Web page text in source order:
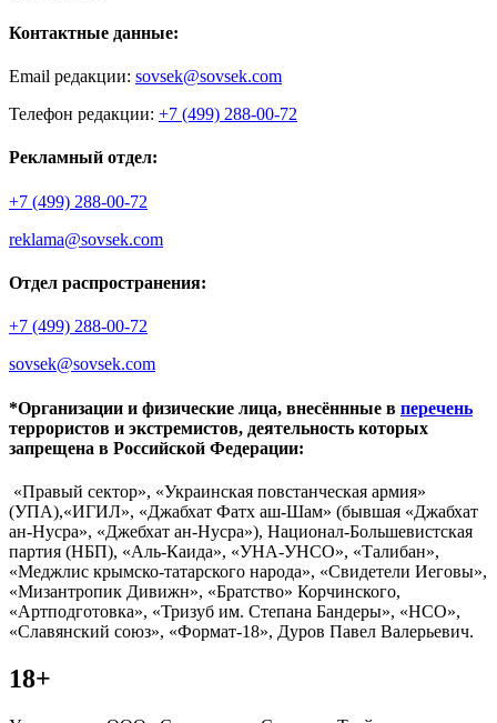
Контактные данные:
Email редакции: sovsek@sovsek.com
Телефон редакции: +7 (499) 288-00-72
Рекламный отдел:
+7 (499) 288-00-72
reklama@sovsek.com
Отдел распространения:
+7 (499) 288-00-72
sovsek@sovsek.com
*Организации и физические лица, внесённные в перечень
террористов и экстремистов, деятельность которых
запрещена в Российской Федерации:
«Правый сектор», «Украинская повстанческая армия»
(УПА),«ИГИЛ», «Джабхат Фатх аш-Шам» (бывшая «Джабхат
ан-Нусра», «Джебхат ан-Нусра»), Национал-Большевистская
партия (НБП), «Аль-Каида», «УНА-УНСО», «Талибан»,
«Меджлис крымско-татарского народа», «Свидетели Иеговы»,
«Мизантропик Дивижн», «Братство» Корчинского,
«Артподготовка», «Тризуб им. Степана Бандеры», «НСО»,
«Славянский союз», «Формат-18», Дуров Павел Валерьевич.
18+